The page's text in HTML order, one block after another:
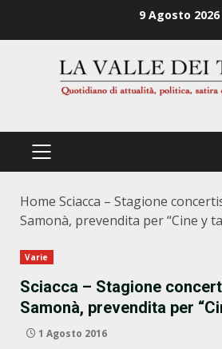
9 Agosto 2026
PRIMÄRES
Home Sciacca – Stagione
Samonà, prevendita per “Cine y
Varie
Sciacca – Stagione
Samonà, prevendita per
1 Agosto 2016